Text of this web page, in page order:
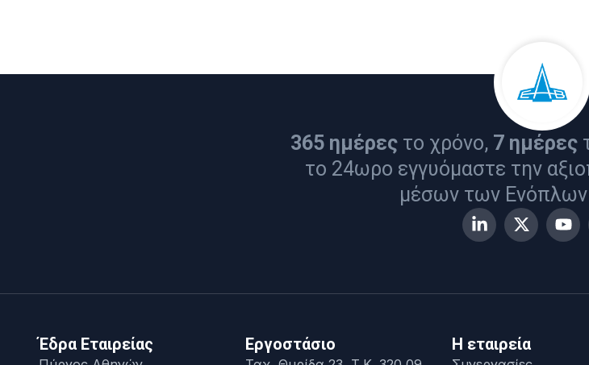
365 ημέρεςτο χρόνο, 7 ημέρες
το 24ωρο εγγυόμαστε την
μέσων των
Έδρα Εταιρείας Εργοστάσιο Η εταιρεία